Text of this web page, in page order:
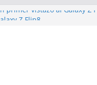
primer vistazo al Galaxy Z